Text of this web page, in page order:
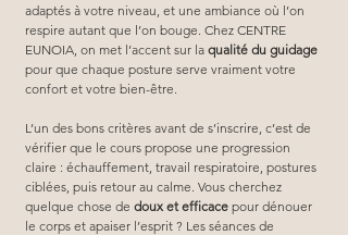
adaptés à votre niveau, et une ambiance où l’on
respire autant que l’on bouge. Chez CENTRE
EUNOIA, on met l’accent sur la qualité du guidage
pour que chaque posture serve vraiment votre
confort et votre bien-être.
L’un des bons critères avant de s’inscrire, c’est de
vérifier que le cours propose une progression
claire : échauffement, travail respiratoire, postures
ciblées, puis retour au calme. Vous cherchez
quelque chose de doux et efficace pour dénouer
le corps et apaiser l’esprit ? Les séances de